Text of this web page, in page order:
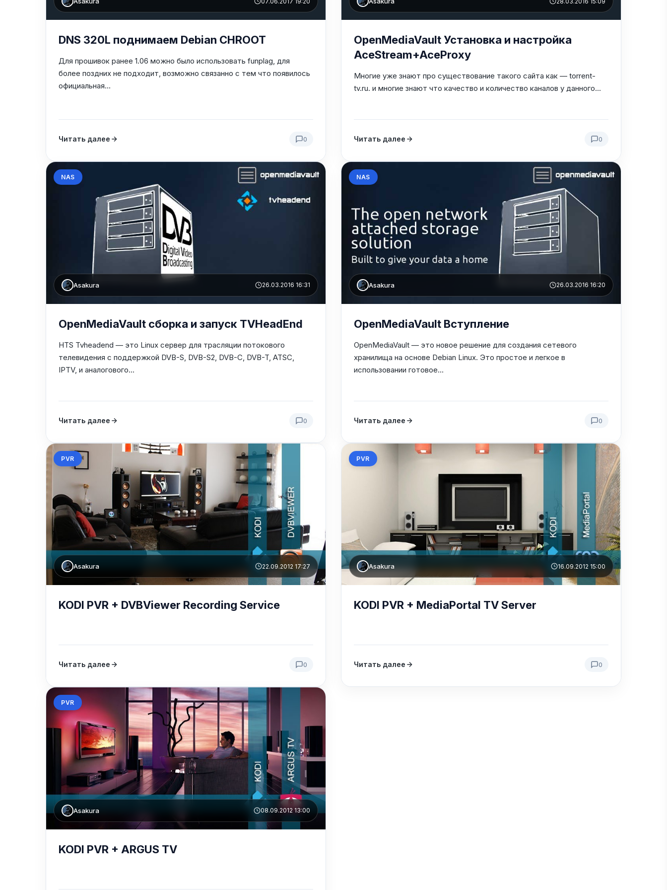
DNS 320L поднимаем Debian CHROOT
Для прошивок ранее 1.06 можно было использовать funplag, для
более поздних не подходит, возможно связанно с тем что появилось
официальная...
Читать далее 0
OpenMediaVault Установка и настройка
AceStream+AceProxy
Многие уже знают про существование такого сайта как — torrent-
tv.ru. и многие знают что качество и количество каналов у данного...
Читать далее 0
NAS
Asakura 26.03.2016 16:31
OpenMediaVault сборка и запуск TVHeadEnd
HTS Tvheadend — это Linux сервер для трасляции потокового
телевидения с поддержкой DVB-S, DVB-S2, DVB-C, DVB-T, ATSC,
IPTV, и аналогового...
Читать далее 0
NAS
Asakura 26.03.2016 16:20
OpenMediaVault Вступление
OpenMediaVault — это новое решение для создания сетевого
хранилища на основе Debian Linux. Это простое и легкое в
использовании готовое...
Читать далее 0
PVR
Asakura 22.09.2012 17:27
KODI PVR + DVBViewer Recording Service
Читать далее 0
PVR
Asakura 16.09.2012 15:00
KODI PVR + MediaPortal TV Server
Читать далее 0
PVR
Asakura 08.09.2012 13:00
KODI PVR + ARGUS TV